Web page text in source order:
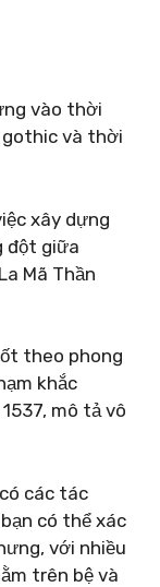
vào thời
gothic và thời
xây dựng
đột giữa
Mã Thần
theo phong
khắc
mô tả vô
các tác
có thể xác
với nhiều
trên bệ và